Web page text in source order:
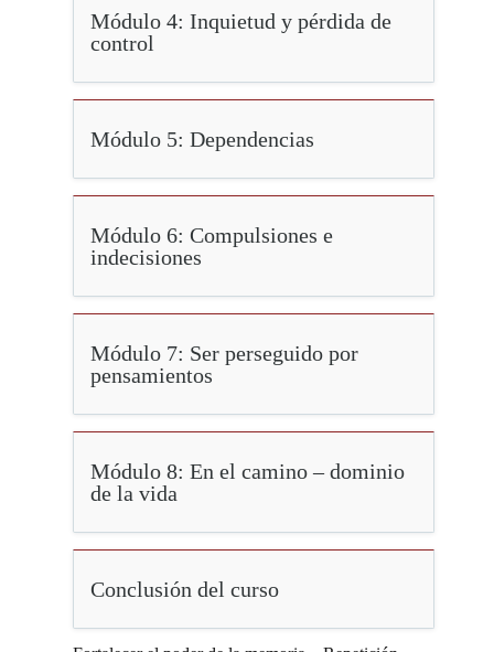
Módulo 4: Inquietud y pérdida de
control
Módulo 5: Dependencias
Módulo 6: Compulsiones e
indecisiones
Módulo 7: Ser perseguido por
pensamientos
Módulo 8: En el camino – dominio
de la vida
Conclusión del curso